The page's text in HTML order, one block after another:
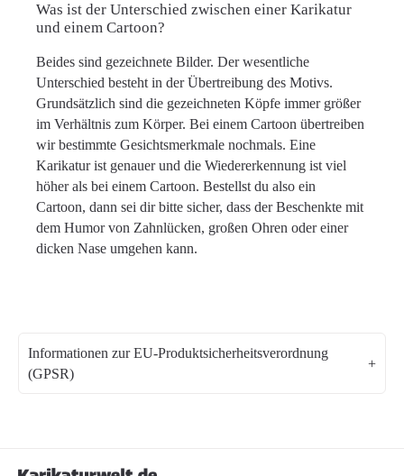
Was ist der Unterschied zwischen einer Karikatur
und einem Cartoon?
Beides sind gezeichnete Bilder. Der wesentliche
Unterschied besteht in der Übertreibung des Motivs.
Grundsätzlich sind die gezeichneten Köpfe immer größer
im Verhältnis zum Körper. Bei einem Cartoon übertreiben
wir bestimmte Gesichtsmerkmale nochmals. Eine
Karikatur ist genauer und die Wiedererkennung ist viel
höher als bei einem Cartoon. Bestellst du also ein
Cartoon, dann sei dir bitte sicher, dass der Beschenkte mit
dem Humor von Zahnlücken, großen Ohren oder einer
dicken Nase umgehen kann.
Informationen zur EU-Produktsicherheitsverordnung
(GPSR)